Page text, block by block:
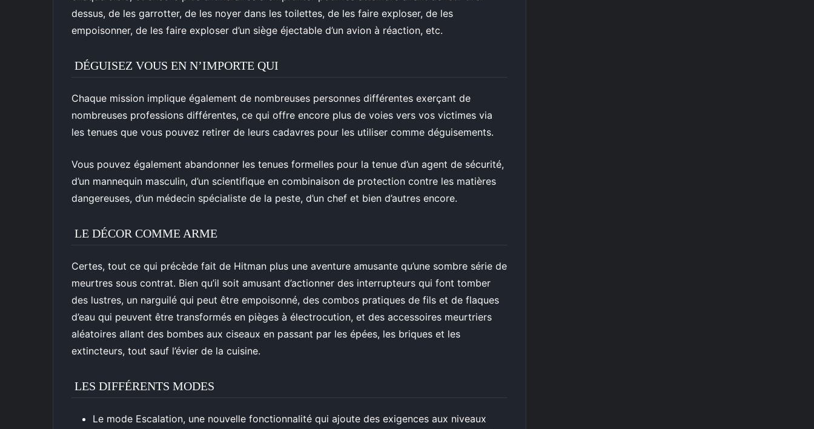
dessus, de les garrotter, de les noyer dans les toilettes, de les faire exploser, de les
empoisonner, de les faire exploser d’un siège éjectable d’un avion à réaction, etc.
DÉGUISEZ VOUS EN N’IMPORTE QUI
Chaque mission implique également de nombreuses personnes différentes exerçant de
nombreuses professions différentes, ce qui offre encore plus de voies vers vos victimes via
les tenues que vous pouvez retirer de leurs cadavres pour les utiliser comme déguisements.
Vous pouvez également abandonner les tenues formelles pour la tenue d’un agent de sécurité,
d’un mannequin masculin, d’un scientifique en combinaison de protection contre les matières
dangereuses, d’un médecin spécialiste de la peste, d’un chef et bien d’autres encore.
LE DÉCOR COMME ARME
Certes, tout ce qui précède fait de Hitman plus une aventure amusante qu’une sombre série de
meurtres sous contrat. Bien qu’il soit amusant d’actionner des interrupteurs qui font tomber
des lustres, un narguilé qui peut être empoisonné, des combos pratiques de fils et de flaques
d’eau qui peuvent être transformés en pièges à électrocution, et des accessoires meurtriers
aléatoires allant des bombes aux ciseaux en passant par les épées, les briques et les
extincteurs, tout sauf l’évier de la cuisine.
LES DIFFÉRENTS MODES
Le mode Escalation, une nouvelle fonctionnalité qui ajoute des exigences aux niveaux